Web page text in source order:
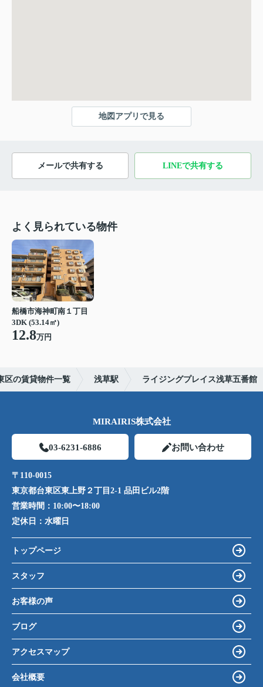
地図アプリで見る
メールで共有する LINEで共有する
よく見られている物件
船橋市海神町南１丁目
3DK (53.14㎡)
12.8万円
区の賃貸物件一覧 浅草駅 ライジングプレイス浅草五番館
MIRAIRIS株式会社
03-6231-6886 お問い合わせ
〒110-0015
東京都台東区東上野２丁目2-1 品田ビル2階
営業時間： 10:00〜18:00
定休日： 水曜日
トップページ
スタッフ
お客様の声
ブログ
アクセスマップ
会社概要